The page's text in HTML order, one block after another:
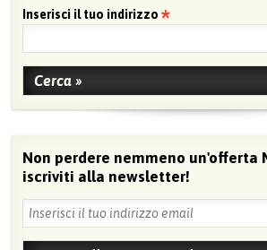
Inserisci il tuo indirizzo
Non perdere nemmeno un'offerta
iscriviti alla newsletter!